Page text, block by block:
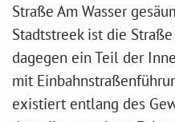
Straße Am Wasser
Stadtstreek ist die
dagegen ein Teil der
mit
existiert entlang des